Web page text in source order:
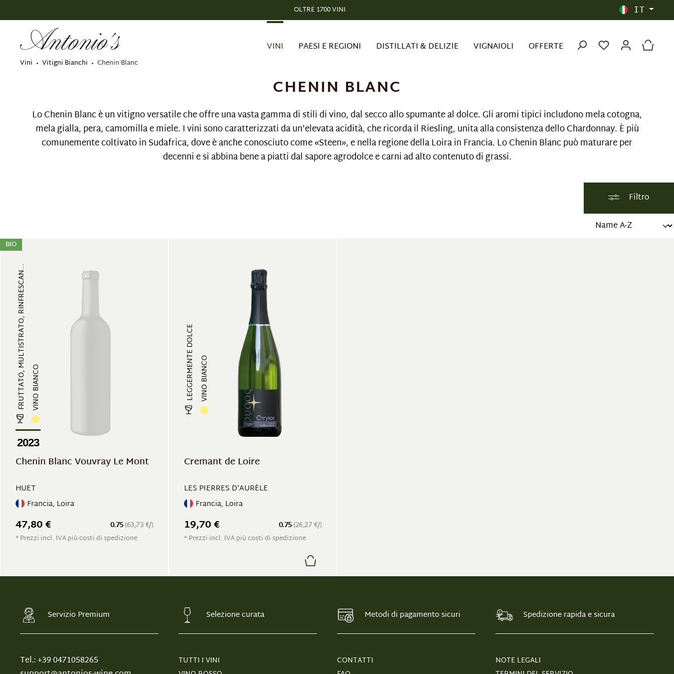
OLTRE 1700 VINI IT
Vini Vitigni Bianchi Chenin Blanc
VINI PAESI E REGIONI DISTILLATI & DELIZIE VIGNAIOLI OFFERTE
CHENIN BLANC
Lo Chenin Blanc è un vitigno versatile che offre una vasta gamma di stili di vino, dal secco allo spumante al dolce. Gli aromi tipici includono mela cotogna,
mela gialla, pera, camomilla e miele. I vini sono caratterizzati da un'elevata acidità, che ricorda il Riesling, unita alla consistenza dello Chardonnay. È più
comunemente coltivato in Sudafrica, dove è anche conosciuto come «Steen», e nella regione della Loira in Francia. Lo Chenin Blanc può maturare per
decenni e si abbina bene a piatti dal sapore agrodolce e carni adalto contenuto di grassi.
Filtro
BIO
FRUTTATO, MULTISTRATO, RINFRESCAN...VINO BIANCO
2023
Chenin Blanc Vouvray Le Mont
HUET
Francia, Loira
0.75(63,73 €/)
47,80 €
* Prezzi incl. IVA più costi di spedizione
LEGGERMENTE DOLCEVINO BIANCO
Cremant de Loire
LES PIERRES D'AURÈLE
Francia, Loira
0.75(26,27 €/)
19,70 €
* Prezzi incl. IVA più costi di spedizione
Servizio Premium Selezione curata Metodi di pagamento sicuri Spedizione rapida e sicura
Tel.: +39 0471058265
TUTTI I VINI
CONTATTI
NOTE LEGALI